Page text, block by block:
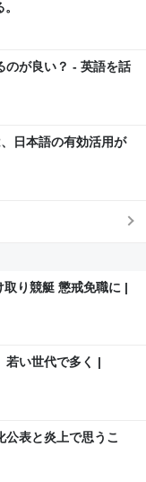
のが良い？ - 英語を話
日本語の有効活用が
り競艇 懲戒免職に |
い世代で多く |
公表と炎上で思うこ